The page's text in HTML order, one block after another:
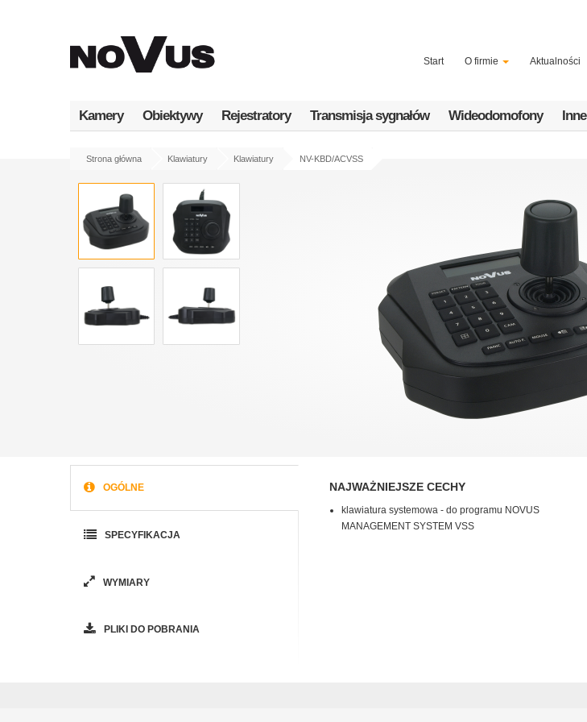
Start
O firmie Aktualności
Kamery Obiektywy Rejestratory Transmisja sygnałów Wideodomofony Inne
Strona główna Klawiatury Klawiatury NV-KBD/ACVSS
OGÓLNE
SPECYFIKACJA
WYMIARY
PLIKI DO POBRANIA
NAJWAŻNIEJSZE CECHY
klawiatura systemowa - do programu NOVUS
MANAGEMENT SYSTEM VSS